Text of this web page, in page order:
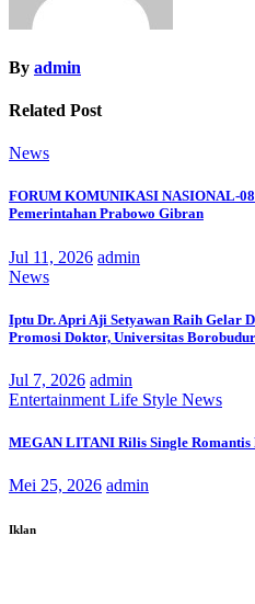
By admin
Related Post
News
FORUM KOMUNIKASI NASIONAL-
Pemerintahan Prabowo Gibran
Jul 11, 2026 admin
News
Iptu Dr. Apri Aji Setyawan Raih Gelar
Promosi Doktor, Universitas
Jul 7, 2026 admin
Entertainment Life Style News
MEGAN LITANI Rilis Single
Mei 25, 2026 admin
Iklan